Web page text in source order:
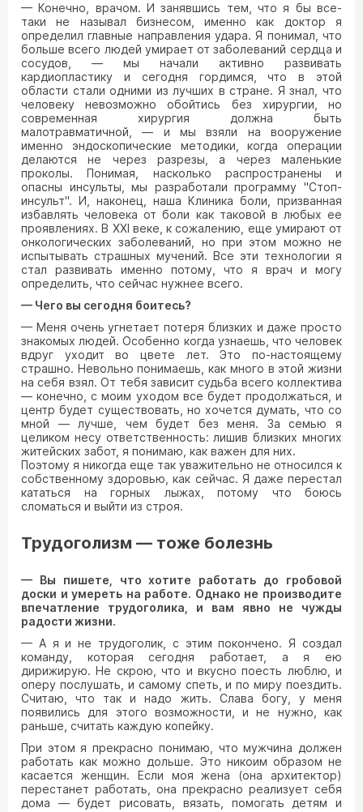
— Конечно, врачом. И занявшись тем, что я бы все-
таки не называл бизнесом, именно как доктор я
определил главные направления удара. Я понимал, что
больше всего людей умирает от заболеваний сердца и
сосудов, — мы начали активно развивать
кардиопластику и сегодня гордимся, что в этой
области стали одними из лучших в стране. Я знал, что
человеку невозможно обойтись без хирургии, но
современная хирургия должна быть
малотравматичной, — и мы взяли на вооружение
именно эндоскопические методики, когда операции
делаются не через разрезы, а через маленькие
проколы. Понимая, насколько распространены и
опасны инсульты, мы разработали программу "Стоп-
инсульт". И, наконец, наша Клиника боли, призванная
избавлять человека от боли как таковой в любых ее
проявлениях. В XXI веке, к сожалению, еще умирают от
онкологических заболеваний, но при этом можно не
испытывать страшных мучений. Все эти технологии я
стал развивать именно потому, что я врач и могу
определить, что сейчас нужнее всего.
— Чего вы сегодня боитесь?
— Меня очень угнетает потеря близких и даже просто
знакомых людей. Особенно когда узнаешь, что человек
вдруг уходит во цвете лет. Это по-настоящему
страшно. Невольно понимаешь, как много в этой жизни
на себя взял. От тебя зависит судьба всего коллектива
— конечно, с моим уходом все будет продолжаться, и
центр будет существовать, но хочется думать, что со
мной — лучше, чем будет без меня. За семью я
целиком несу ответственность: лишив близких многих
житейских забот, я понимаю, как важен для них.
Поэтому я никогда еще так уважительно не относился к
собственному здоровью, как сейчас. Я даже перестал
кататься на горных лыжах, потому что боюсь
сломаться и выйти из строя.
Трудоголизм — тоже болезнь
— Вы пишете, что хотите работать до гробовой
доски и умереть на работе. Однако не производите
впечатление трудоголика, и вам явно не чужды
радости жизни.
— А я и не трудоголик, с этим покончено. Я создал
команду, которая сегодня работает, а я ею
дирижирую. Не скрою, что и вкусно поесть люблю, и
оперу послушать, и самому спеть, и по миру поездить.
Считаю, что так и надо жить. Слава богу, у меня
появились для этого возможности, и не нужно, как
раньше, считать каждую копейку.
При этом я прекрасно понимаю, что мужчина должен
работать как можно дольше. Это никоим образом не
касается женщин. Если моя жена (она архитектор)
перестанет работать, она прекрасно реализует себя
дома — будет рисовать, вязать, помогать детям и